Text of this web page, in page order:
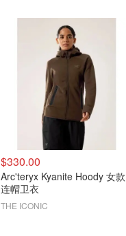
$330.00
Arc'teryx Kyanite Hoody 女款
连帽卫衣
THE ICONIC